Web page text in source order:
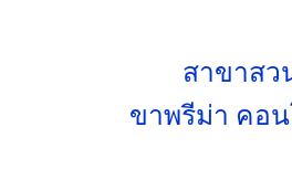
สาขาสว
ขาพรีม่า คอ